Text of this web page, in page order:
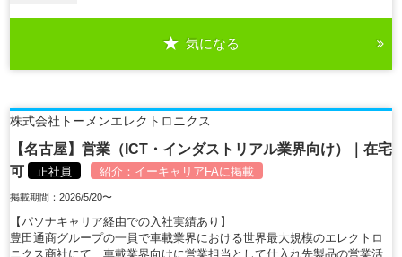
気になる
株式会社トーメンエレクトロニクス
【名古屋】営業（ICT・インダストリアル業界向け）｜在宅
可
正社員 紹介： イーキャリアFAに掲載
掲載期間：2026/5/20〜
【パソナキャリア経由での入社実績あり】
豊田通商グループの一員で車載業界における世界最大規模のエレクトロ
ニクス商社にて、車載業界向けに営業担当として仕入れ先製品の営業活